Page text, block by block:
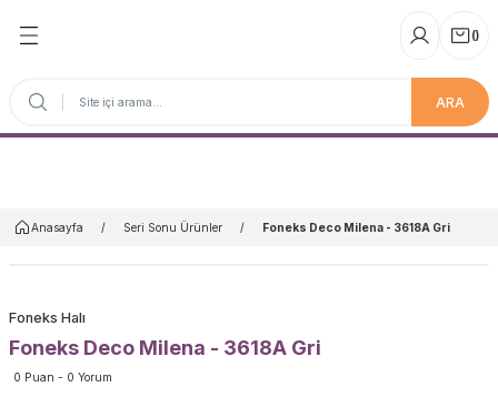
ARA
()
Anasayfa Seri Sonu Ürünler Foneks Deco Milena - 3618A Gri
Foneks Halı
Foneks Deco Milena - 3618A Gri
0 Puan - 0 Yorum